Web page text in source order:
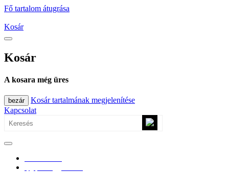
Fő tartalom átugrása
Kosár
Kosár
A kosara még üres
bezár
Kosár tartalmának megjelenítése
Kapcsolat